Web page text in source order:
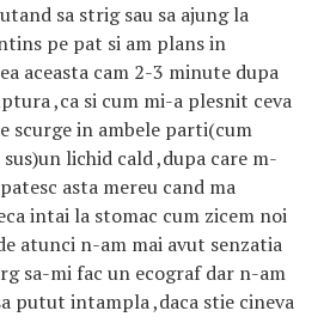
sa strig sau sa ajung la
pe pat si am plans in
aceasta cam 2-3 minute dupa
,ca si cum mi-a plesnit ceva
scurge in ambele parti(cum
lichid cald ,dupa care m-
asta mereu cand ma
intai la stomac cum zicem noi
atunci n-am mai avut senzatia
sa-mi fac un ecograf dar n-am
putut intampla ,daca stie cineva